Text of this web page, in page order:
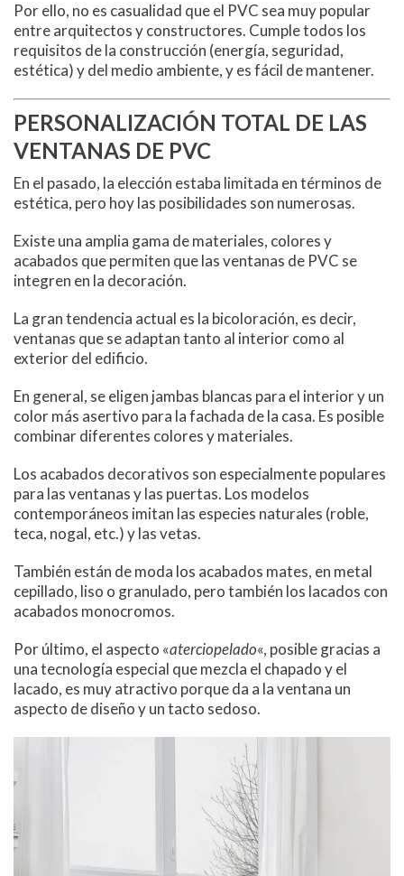
Por ello, no es casualidad que el PVC sea muy popular
entre arquitectos y constructores. Cumple todos los
requisitos de la construcción (energía, seguridad,
estética) y del medio ambiente, y es fácil de mantener.
PERSONALIZACIÓN TOTAL DE LAS
VENTANAS DE PVC
En el pasado, la elección estaba limitada en términos de
estética, pero hoy las posibilidades son numerosas.
Existe una amplia gama de materiales, colores y
acabados que permiten que las ventanas de PVC se
integren en la decoración.
La gran tendencia actual es la bicoloración, es decir,
ventanas que se adaptan tanto al interior como al
exterior del edificio.
En general, se eligen jambas blancas para el interior y un
color más asertivo para la fachada de la casa. Es posible
combinar diferentes colores y materiales.
Los acabados decorativos son especialmente populares
para las ventanas y las puertas. Los modelos
contemporáneos imitan las especies naturales (roble,
teca, nogal, etc.) y las vetas.
También están de moda los acabados mates, en metal
cepillado, liso o granulado, pero también los lacados con
acabados monocromos.
Por último, el aspecto «aterciopelado«, posible gracias a
una tecnología especial que mezcla el chapado y el
lacado, es muy atractivo porque da a la ventana un
aspecto de diseño y un tacto sedoso.